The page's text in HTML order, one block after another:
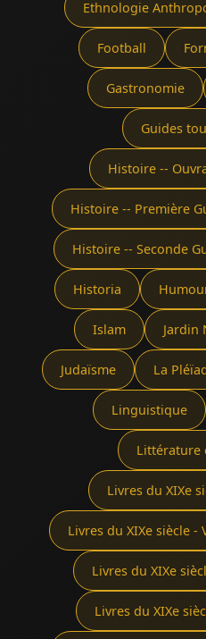
Ethnologie
Football
Gastronomie
Guides
Histoire --
Histoire -- Première
Histoire -- Seconde
Historia
Islam Jardin
Judaïsme La
Linguistique
Littérature
Livres du XIXe
Livres du XIXe siècle -
Livres du XIXe
Livres du XIXe